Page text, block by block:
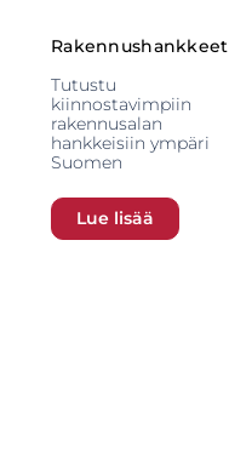
Rakennushankkeet
Tutustu
kiinnostavimpiin
rakennusalan
hankkeisiin ympäri
Suomen
Lue lisää